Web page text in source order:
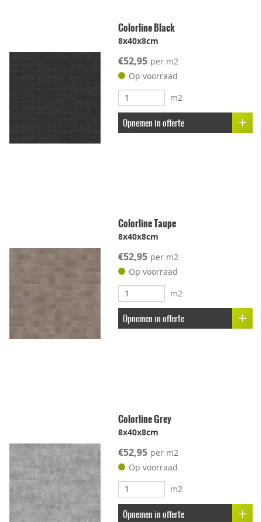
Colorline Black
8x40x8cm
€52,95 per m2
Op voorraad
m2
Opnemen in offerte
Colorline Taupe
8x40x8cm
€52,95 per m2
Op voorraad
m2
Opnemen in offerte
Colorline Grey
8x40x8cm
€52,95 per m2
Op voorraad
m2
Opnemen in offerte